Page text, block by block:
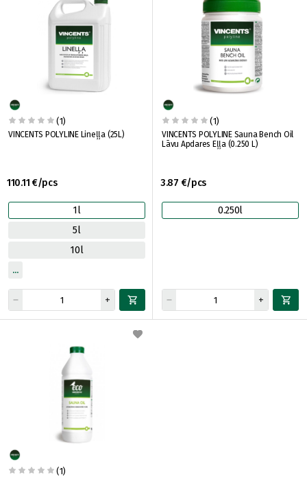
(1)
VINCENTS POLYLINE Lineļļa (25L)
110.11 €/pcs
1l
5l
10l
(1)
VINCENTS POLYLINE Sauna Bench Oil
Lāvu Apdares Eļļa (0.250 L)
3.87 €/pcs
0.250l
(1)